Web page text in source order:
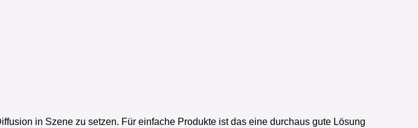
in Szene zu setzen. Für einfache Produkte ist das eine durchaus gute Lösung